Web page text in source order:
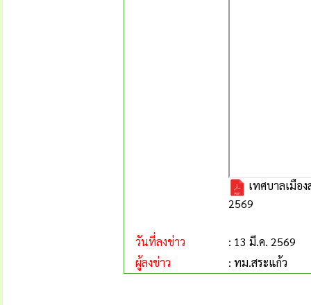
เทศบาลเมือ
2569
วันที่ลงข่าว
: 13 มี.ค. 2569
ผู้ลงข่าว
: ทม.สระแก้ว